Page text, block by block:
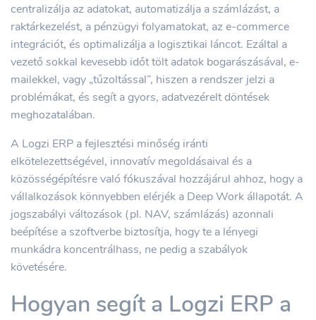
centralizálja az adatokat, automatizálja a számlázást, a
raktárkezelést, a pénzügyi folyamatokat, az e-commerce
integrációt, és optimalizálja a logisztikai láncot. Ezáltal a
vezető sokkal kevesebb időt tölt adatok bogarászásával, e-
mailekkel, vagy „tűzoltással”, hiszen a rendszer jelzi a
problémákat, és segít a gyors, adatvezérelt döntések
meghozatalában.
A Logzi ERP a fejlesztési minőség iránti
elkötelezettségével, innovatív megoldásaival és a
közösségépítésre való fókuszával hozzájárul ahhoz, hogy a
vállalkozások könnyebben elérjék a Deep Work állapotát. A
jogszabályi változások (pl. NAV, számlázás) azonnali
beépítése a szoftverbe biztosítja, hogy te a lényegi
munkádra koncentrálhass, ne pedig a szabályok
követésére.
Hogyan segít a Logzi ERP a